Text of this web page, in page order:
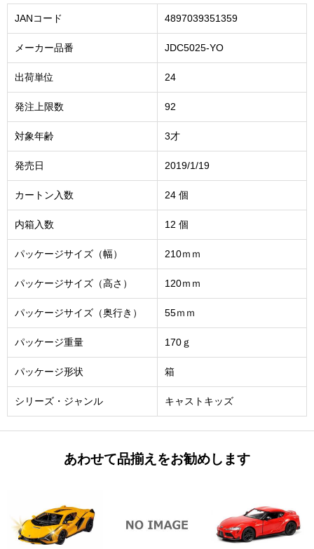
JANコード 4897039351359
メーカー品番 JDC5025-YO
出荷単位 24
発注上限数 92
対象年齢 3才
発売日 2019/1/19
カートン入数 24 個
内箱入数 12 個
パッケージサイズ（幅） 210ｍｍ
パッケージサイズ（高さ） 120ｍｍ
パッケージサイズ（奥行き） 55ｍｍ
パッケージ重量 170ｇ
パッケージ形状 箱
シリーズ・ジャンル キャストキッズ
あわせて品揃えをお勧めします